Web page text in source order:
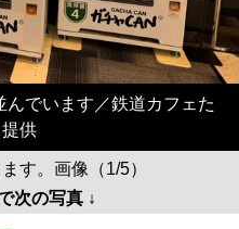
でいます／鉄道カフェた
供
す。画像（1/5）
次の写真 ↓